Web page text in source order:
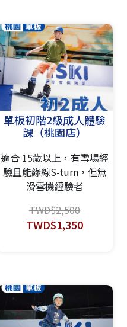
單板初階2級成人體驗
課（桃園店）
適合 15歲以上，有雪場經
驗且能綠線S-turn，但無
滑雪機經驗者
TWD$2,500
TWD$1,350